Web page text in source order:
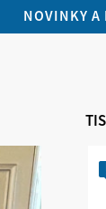
NOVINKY A